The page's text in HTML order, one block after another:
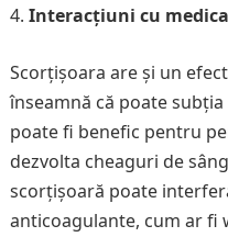
Interacțiuni cu
Scorțișoara are și un
înseamnă că poate
poate fi benefic pentru
dezvolta cheaguri de
scorțișoară poate
anticoagulante, cum ar fi